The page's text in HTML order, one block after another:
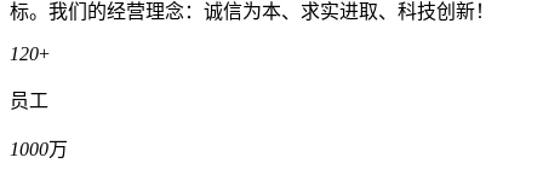
标。我们的经营理念：诚信为本、求实进取、科技创新！
120+
员工
1000万